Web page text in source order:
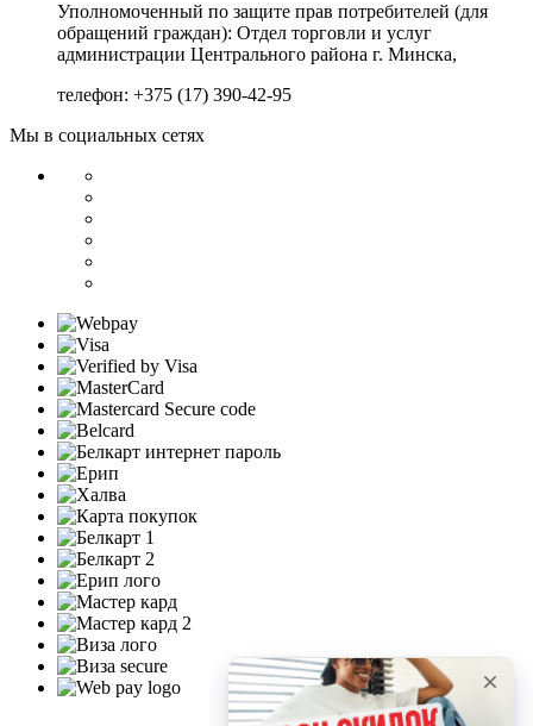
Уполномоченный по защите прав потребителей (для
обращений граждан): Отдел торговли и услуг
администрации Центрального района г. Минска,
телефон: +375 (17) 390-42-95
Мы в социальных сетях